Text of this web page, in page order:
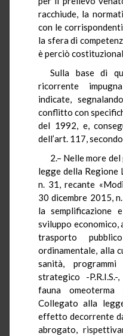
racchiude, la
con le
la sfera di
è perciò
Sulla base di
ricorrente
indicate,
conflitto con
del 1992, e,
dell’art. 117,
2.– Nelle more
legge della Regione
n. 31, recante
30 dicembre 2015,
la semplificazione
sviluppo
trasporto
ordinamentale, alla
sanità,
strategico -
fauna
Collegato alla
effetto decorrente
abrogato,